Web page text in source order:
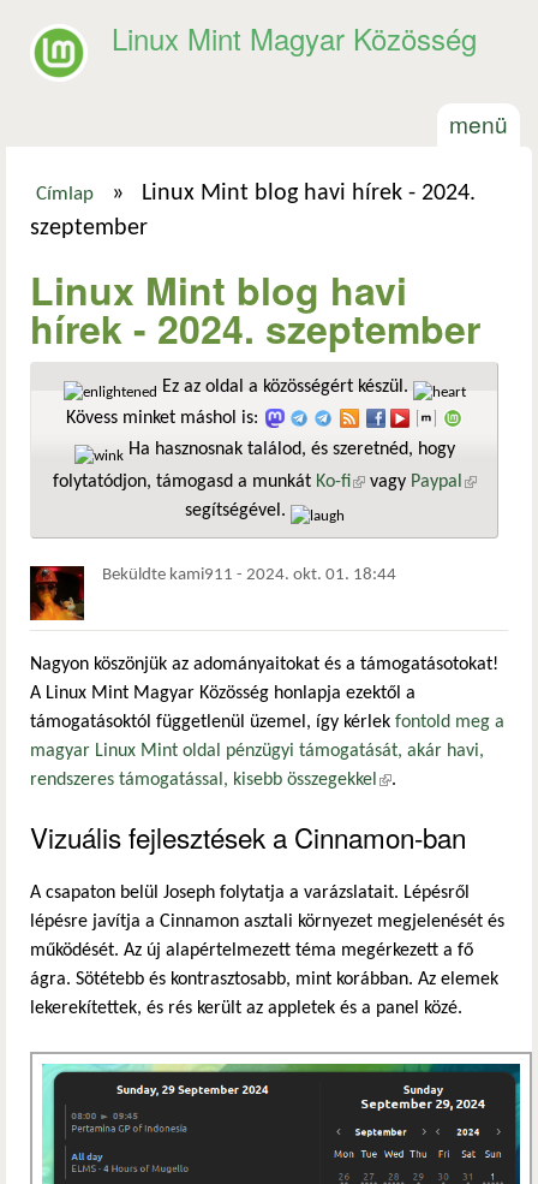
Linux Mint Magyar Közösség
menü
Jelenlegi hely
Címlap »
Linux Mint blog havi hírek - 2024.
szeptember
Linux Mint blog havi
hírek - 2024. szeptember
Ez az oldal a közösségért készül.
Kövess minket máshol is:
Ha hasznosnak találod, és szeretnéd, hogy
folytatódjon, támogasd a munkát Ko-fi(külső hivatkozás)
vagy Paypal
segítségével.
Beküldte kami911 - 2024. okt. 01. 18:44
Nagyon köszönjük az adományaitokat és a támogatásotokat!
A Linux Mint Magyar Közösség honlapja ezektől a
támogatásoktól függetlenül üzemel, így kérlek fontold meg a
magyar Linux Mint oldal pénzügyi támogatását, akár havi,
rendszeres támogatással, kisebb összegekkel (külső hivatkozás)
.
Vizuális fejlesztések a Cinnamon-ban
A csapaton belül Joseph folytatja a varázslatait. Lépésről
lépésre javítja a Cinnamon asztali környezet megjelenését és
működését. Az új alapértelmezett téma megérkezett a fő
ágra. Sötétebb és kontrasztosabb, mint korábban. Az elemek
lekerekítettek, és rés került az appletek és a panel közé.